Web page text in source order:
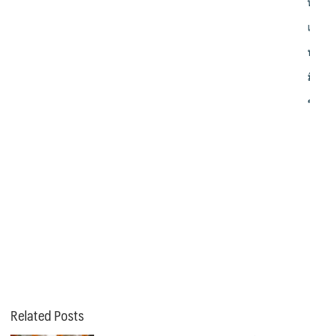
Related Posts